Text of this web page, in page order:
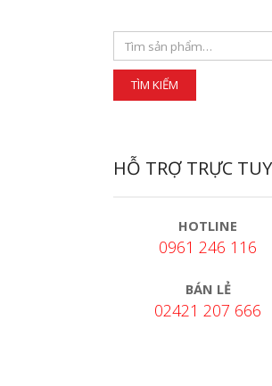
HỖ TRỢ TRỰC
HOTLINE
0961 246 116
BÁN LẺ
02421 207 666